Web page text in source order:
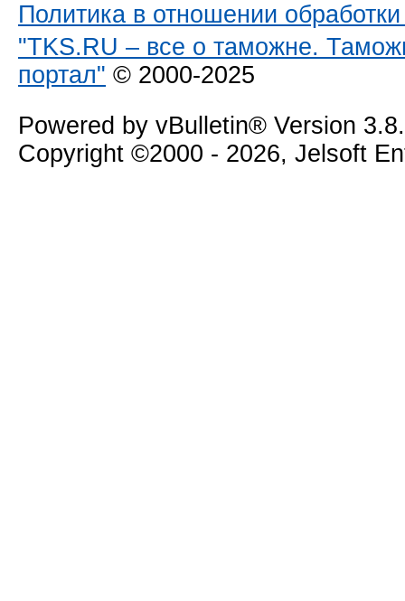
Политика в отношении
"TKS.RU – все о таможне.
портал" © 2000-2025
Powered by vBulletin® Version
Copyright ©2000 - 2026, Jelsoft